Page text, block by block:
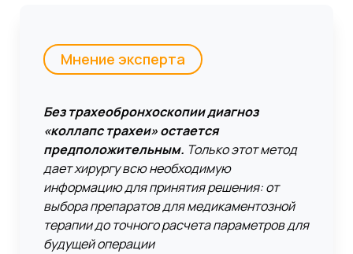
Мнение эксперта
Без трахеобронхоскопии диагноз
«коллапс трахеи» остается
предположительным. Только этот метод
дает хирургу всю необходимую
информацию для принятия решения: от
выбора препаратов для медикаментозной
терапии до точного расчета параметров для
будущей операции